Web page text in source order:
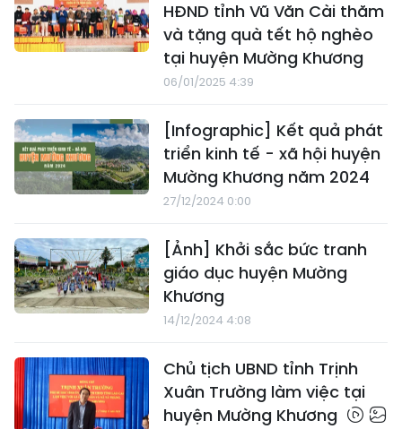
HĐND tỉnh Vũ Văn Cài thăm
và tặng quà tết hộ nghèo
tại huyện Mường Khương
06/01/2025 4:39
[Infographic] Kết quả phát
triển kinh tế - xã hội huyện
Mường Khương năm 2024
27/12/2024 0:00
[Ảnh] Khởi sắc bức tranh
giáo dục huyện Mường
Khương
14/12/2024 4:08
Chủ tịch UBND tỉnh Trịnh
Xuân Trường làm việc tại
huyện Mường Khương